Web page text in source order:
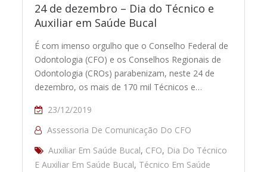
24 de dezembro – Dia do Técnico e
Auxiliar em Saúde Bucal
É com imenso orgulho que o Conselho Federal de
Odontologia (CFO) e os Conselhos Regionais de
Odontologia (CROs) parabenizam, neste 24 de
dezembro, os mais de 170 mil Técnicos e…
23/12/2019
Assessoria De Comunicação Do CFO
Auxiliar Em Saúde Bucal, CFO, Dia Do Técnico
E Auxiliar Em Saúde Bucal, Técnico Em Saúde